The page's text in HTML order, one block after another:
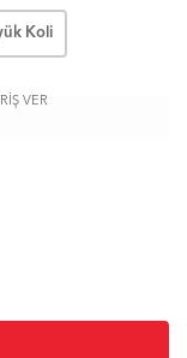
Koli
VER